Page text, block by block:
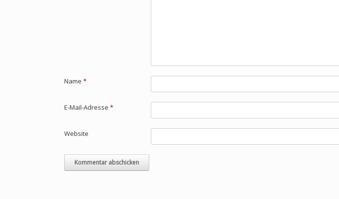
Name *
E-Mail-Adresse *
Website